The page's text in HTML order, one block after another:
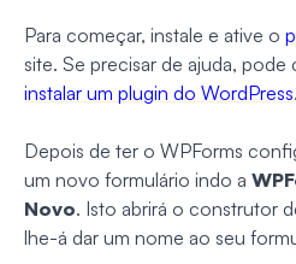
Para começar, instale e ative o
site. Se precisar de ajuda,
instalar um plugin do WordPress.
Depois de ter o WPForms
um novo formulário indo a
Novo. Isto abrirá o construtor
lhe-á dar um nome ao seu